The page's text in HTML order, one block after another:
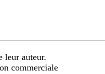
leur auteur.
commerciale